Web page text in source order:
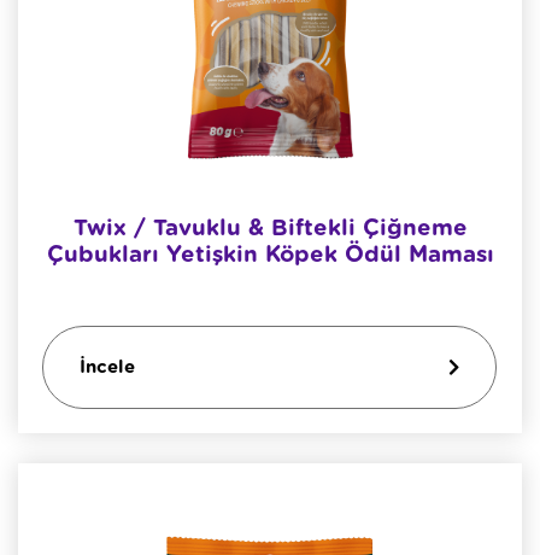
Twix / Tavuklu & Biftekli Çiğneme
Çubukları Yetişkin Köpek Ödül Maması
İncele